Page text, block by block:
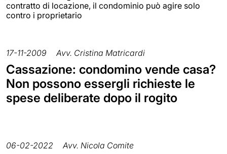
contratto di locazione, il condominio può agire solo
contro i proprietario
17-11-2009 Avv. Cristina Matricardi
Cassazione: condomino vende casa?
Non possono essergli richieste le
spese deliberate dopo il rogito
06-02-2022 Avv. Nicola Comite